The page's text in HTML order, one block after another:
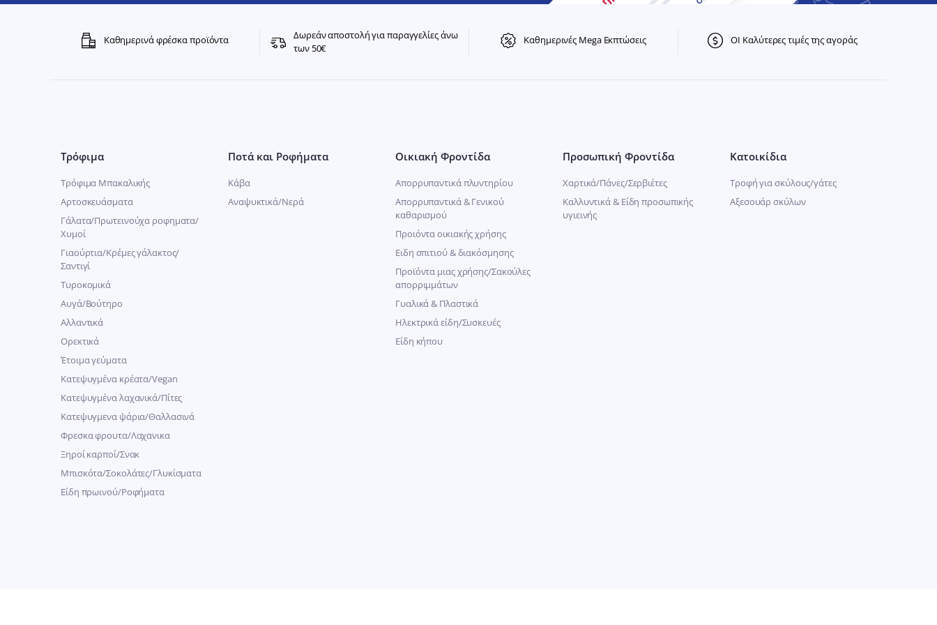
Καθημερινά φρέσκα προϊόντα
Δωρεάν αποστολή για παραγγελίες άνω
των 50€
Καθημερινές Mega Εκπτώσεις ΟΙ Καλύτερες τιμές της αγοράς
Τρόφιμα
Τρόφιμα Μπακαλικής
Αρτοσκευάσματα
Γάλατα/Πρωτεινούχα ροφηματα/
Χυμοί
Γιαούρτια/Κρέμες γάλακτος/
Σαντιγί
Τυροκομικά
Αυγά/Βούτηρο
Αλλαντικά
Ορεκτικά
Έτοιμα γεύματα
Κατεψυγμένα κρέατα/Vegan
Kατεψυγμένα λαχανικά/Πίτες
Κατεψυγμενα ψάρια/Θαλλασινά
Φρεσκα φρουτα/Λαχανικα
Ξηροί καρποί/Σνακ
Μπισκότα/Σοκολάτες/Γλυκίσματα
Είδη πρωινού/Ροφήματα
Ποτά και Ροφήματα
Κάβα
Αναψυκτικά/Νερά
Οικιακή Φροντίδα
Απορρυπαντικά πλυντηρίου
Απορρυπαντικά & Γενικού
καθαρισμού
Προιόντα οικιακής χρήσης
Ειδη σπιτιού & διακόσμησης
Προϊόντα μιας χρήσης/Σακούλες
απορριμμάτων
Γυαλικά & Πλαστικά
Ηλεκτρικά είδη/Συσκευές
Είδη κήπου
Προσωπική Φροντίδα
Χαρτικά/Πάνες/Σερβιέτες
Καλλυντικά & Είδη προσωπικής
υγιεινής
Κατοικίδια
Τροφή για σκύλους/γάτες
Αξεσουάρ σκύλων